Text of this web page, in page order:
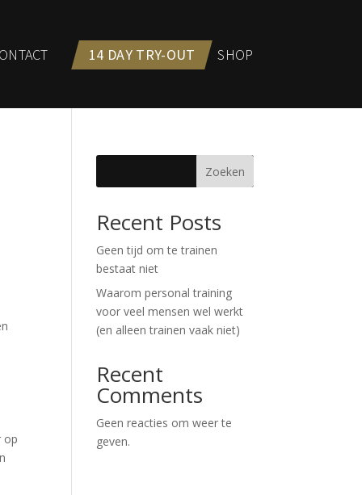
14 DAY TRY-OUT SHOP
op
Zoeken
Recent Posts
Geen tijd om te trainen
bestaat niet
Waarom personal training
voor veel mensen wel werkt
(en alleen trainen vaak niet)
Recent
Comments
Geen reacties om weer te
geven.